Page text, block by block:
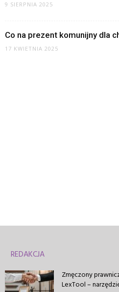
9 SIERPNIA 2025
Co na prezent komunijny dla
17 KWIETNIA 2025
REDAKCJA
Zmęczony
LexTool –